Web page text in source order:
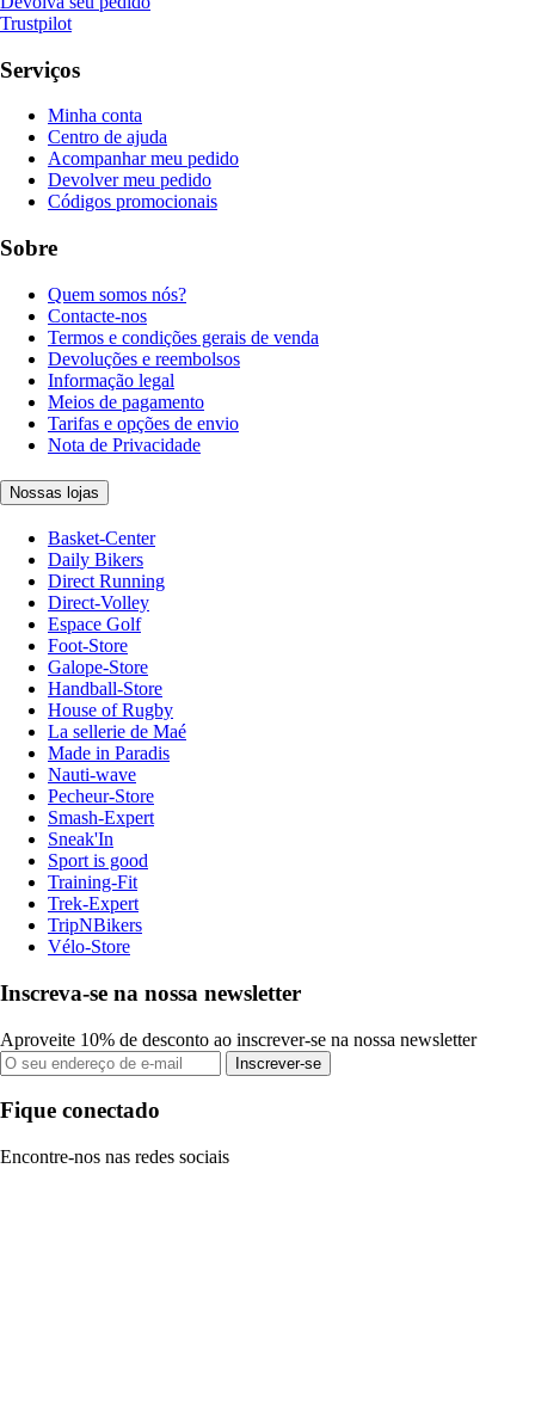
Trustpilot
Serviços
Minha conta
Centro de ajuda
Acompanhar meu pedido
Devolver meu pedido
Códigos promocionais
Sobre
Quem somos nós?
Contacte-nos
Termos e condições gerais de venda
Devoluções e reembolsos
Informação legal
Meios de pagamento
Tarifas e opções de envio
Nota de Privacidade
Nossas lojas
Basket-Center
Daily Bikers
Direct Running
Direct-Volley
Espace Golf
Foot-Store
Galope-Store
Handball-Store
House of Rugby
La sellerie de Maé
Made in Paradis
Nauti-wave
Pecheur-Store
Smash-Expert
Sneak'In
Sport is good
Training-Fit
Trek-Expert
TripNBikers
Vélo-Store
Inscreva-se na nossa newsletter
Aproveite 10% de desconto ao inscrever-se na nossa newsletter
Inscrever-se
Fique conectado
Encontre-nos nas redes sociais